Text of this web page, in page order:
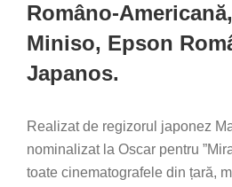
Româno-
Miniso, Epson
Japanos.
Realizat de regizorul japonez
nominalizat la Oscar pentru
toate cinematografele din țară,